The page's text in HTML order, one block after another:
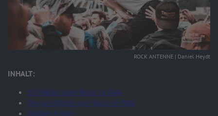
ROCK ANTENNE | Daniel Heydt
INHALT:
10 Fakten über Rock im Park
Die Geschichte von Rock im Park
Weitere Artikel